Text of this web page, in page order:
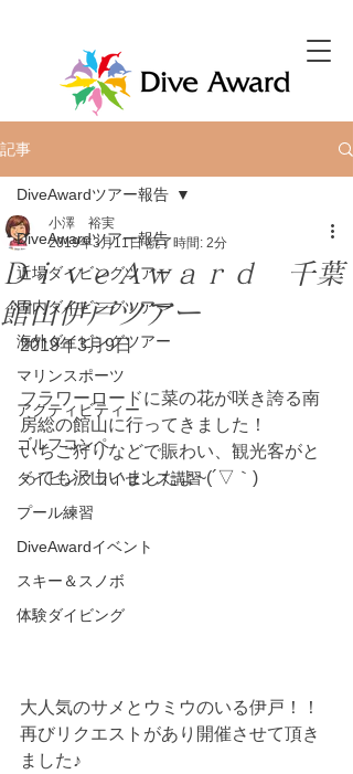
記事
DiveAwardツアー報告
近場ダイビングツアー
国内ダイビングツアー
海外ダイビングツアー
マリンスポーツ
アクティビティー
ゴルフコンペ
ダイビングライセンス講習
プール練習
DiveAwardイベント
スキー＆スノボ
体験ダイビング
DiveAwardツアー報告
ＤｉｖｅＡｗａｒｄ 千葉
館山伊戸ツアー
小澤 裕実
2019年3月11日 読了時間: 2分
2019年3月9日
フラワーロードに菜の花が咲き誇る南
房総の館山に行ってきました！
いちご狩りなどで賑わい、観光客がと
っても沢山いましたよ~(´▽｀)
大人気のサメとウミウのいる伊戸！！
再びリクエストがあり開催させて頂き
ました♪